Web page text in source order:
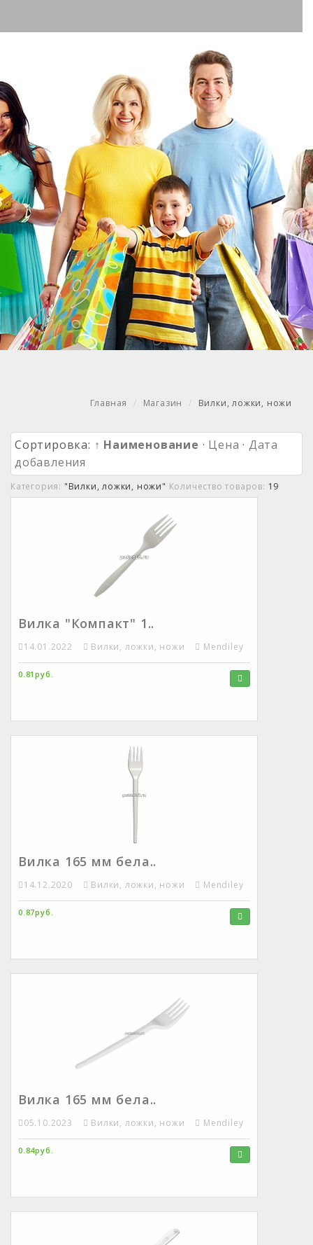
Главная Магазин Вилки, ложки, ножи
Сортировка: ↑ Наименование · Цена · Дата
добавления
Категория: "Вилки, ложки, ножи" Количество товаров: 19
Вилка "Компакт" 1..
14.01.2022 Вилки, ложки, ножи Mendiley
0.81руб.
Вилка 165 мм бела..
14.12.2020 Вилки, ложки, ножи Mendiley
0.87руб.
Вилка 165 мм бела..
05.10.2023 Вилки, ложки, ножи Mendiley
0.84руб.